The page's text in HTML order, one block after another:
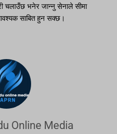
चलाउँछ भनेर जान्नु सेनाले सीमा
साबित हुन सक्छ।
Online Media